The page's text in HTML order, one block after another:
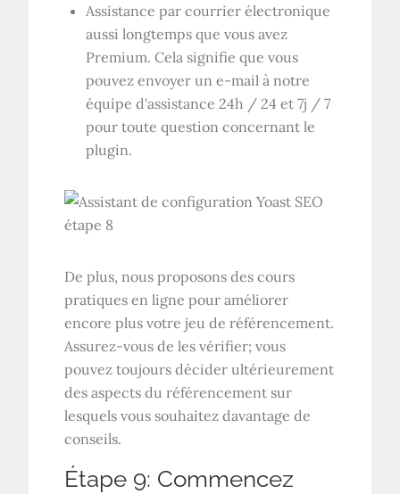
Assistance par courrier électronique
aussi longtemps que vous avez
Premium. Cela signifie que vous
pouvez envoyer un e-mail à notre
équipe d'assistance 24h / 24 et 7j / 7
pour toute question concernant le
plugin.
De plus, nous proposons des cours
pratiques en ligne pour améliorer
encore plus votre jeu de référencement.
Assurez-vous de les vérifier; vous
pouvez toujours décider ultérieurement
des aspects du référencement sur
lesquels vous souhaitez davantage de
conseils.
Étape 9: Commencez